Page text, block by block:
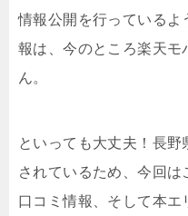
情報公開を行っている
報は、今のところ楽天
ん。
といっても大丈夫！長
されているため、今回
口コミ情報、そして本